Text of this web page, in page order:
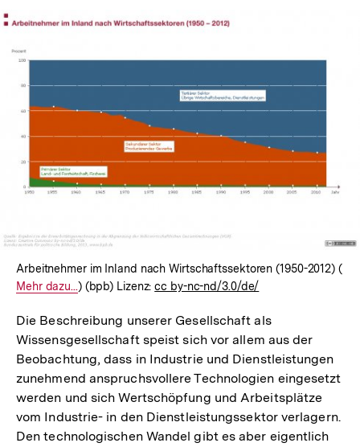
In
öffnen
Arbeitnehmer im Inland nach Wirtschaftssektoren (1950-2012) (
Mehr dazu...) (bpb) Lizenz:cc by-nc-nd/3.0/de/
Die Beschreibung unserer Gesellschaft als
Wissensgesellschaft speist sich vor allem aus der
Beobachtung, dass in Industrie und Dienstleistungen
zunehmend anspruchsvollere Technologien eingesetzt
werden und sich Wertschöpfung und Arbeitsplätze
vom Industrie- in den Dienstleistungssektor verlagern.
Den technologischen Wandel gibt es aber eigentlich